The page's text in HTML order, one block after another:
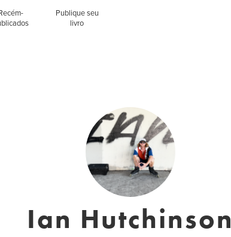
Publique seu
livro
Ian Hutchinson